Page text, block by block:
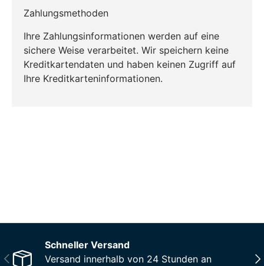
Zahlungsmethoden
Ihre Zahlungsinformationen werden auf eine
sichere Weise verarbeitet. Wir speichern keine
Kreditkartendaten und haben keinen Zugriff auf
Ihre Kreditkarteninformationen.
Vorherige
Schneller Versand
Versand innerhalb von 24 Stunden an